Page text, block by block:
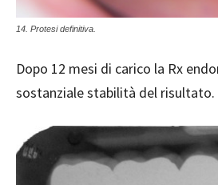
14. Protesi definitiva.
Dopo 12 mesi di carico la Rx
sostanziale stabilità del risultato.